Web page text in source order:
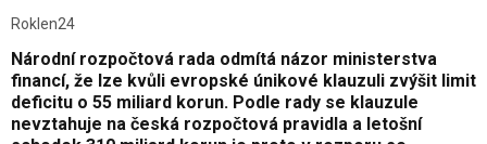
Roklen24
Národní rozpočtová rada odmítá názor ministerstva
financí, že lze kvůli evropské únikové klauzuli zvýšit limit
deficitu o 55 miliard korun. Podle rady se klauzule
nevztahuje na česká rozpočtová pravidla a letošní